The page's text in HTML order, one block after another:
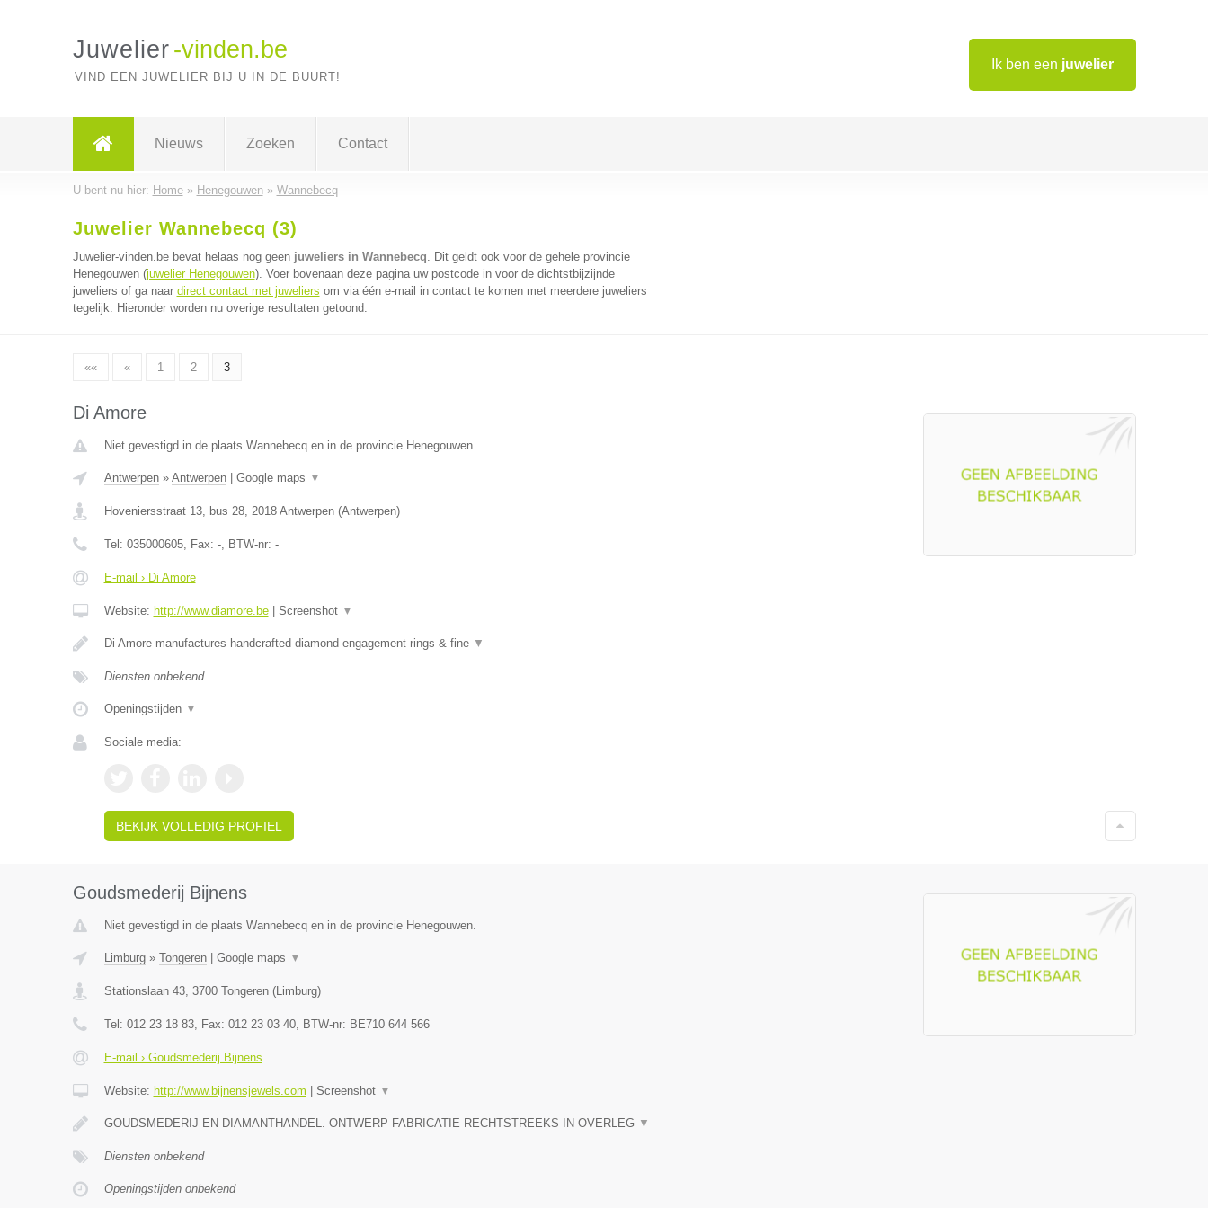
Ik ben een juwelier
Juwelier -vinden.be
VIND EEN JUWELIER BIJ U IN DE BUURT!
Nieuws Zoeken Contact
U bent nu hier: Home» Henegouwen» Wannebecq
Juwelier Wannebecq (3)
Juwelier-vinden.be bevat helaas nog geen juweliers in Wannebecq. Dit geldt ook voor de gehele provincie
Henegouwen (juwelier Henegouwen). Voer bovenaan deze pagina uw postcode in voor de dichtstbijzijnde
juweliers of ga naar direct contact met juweliers om via één e-mail in contact te komen met meerdere juweliers
tegelijk. Hieronder worden nu overige resultaten getoond.
«« « 1 2 3
Di Amore
Niet gevestigd in de plaats Wannebecq en in de provincie Henegouwen.
Antwerpen» Antwerpen| Google maps ▼
Hoveniersstraat 13, bus 28, 2018 Antwerpen(Antwerpen)
Tel: 035000605, Fax: -, BTW-nr: -
E-mail › Di Amore
Website: http://www.diamore.be| Screenshot ▼
Di Amore manufactures handcrafted diamond engagement rings & fine ▼
Diensten onbekend
Openingstijden ▼
Sociale media:
BEKIJK VOLLEDIG PROFIEL
Goudsmederij Bijnens
Niet gevestigd in de plaats Wannebecq en in de provincie Henegouwen.
Limburg» Tongeren| Google maps ▼
Stationslaan 43, 3700 Tongeren(Limburg)
Tel: 012 23 18 83, Fax: 012 23 03 40, BTW-nr: BE710 644 566
E-mail › Goudsmederij Bijnens
Website: http://www.bijnensjewels.com Screenshot ▼
GOUDSMEDERIJ EN DIAMANTHANDEL. ONTWERP FABRICATIE RECHTSTREEKS IN OVERLEG ▼
Diensten onbekend
Openingstijden onbekend